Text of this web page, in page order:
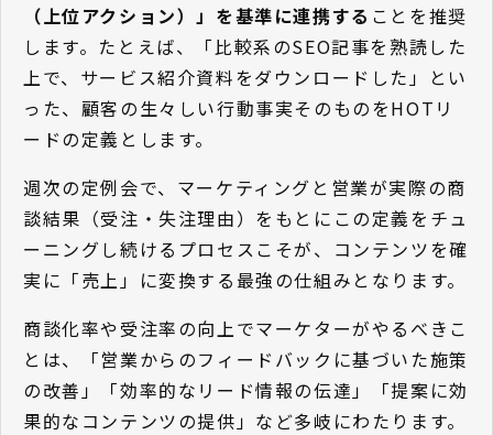
（上位アクション）」を基準に連携する ことを推奨
します。たとえば、「比較系のSEO記事を熟読した
上で、サービス紹介資料をダウンロードした」とい
った、顧客の生々しい行動事実そのものをHOTリ
ードの定義とします。
週次の定例会で、マーケティングと営業が実際の商
談結果（受注・失注理由）をもとにこの定義をチュ
ーニングし続けるプロセスこそが、コンテンツを確
実に「売上」に変換する最強の仕組みとなります。
商談化率や受注率の向上でマーケターがやるべきこ
とは、「営業からのフィードバックに基づいた施策
の改善」「効率的なリード情報の伝達」「提案に効
果的なコンテンツの提供」など多岐にわたります。